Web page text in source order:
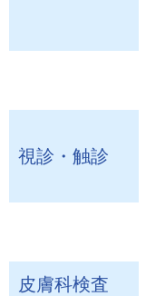
視診・触診
皮膚科検査